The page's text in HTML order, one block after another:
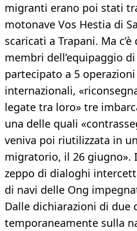
migranti erano poi stati
motonave Vos Hestia di
scaricati a Trapani. Ma
membri dell’equipaggio
partecipato a 5
internazionali,
legate tra loro» tre
una delle quali
veniva poi riutilizzata in
migratorio, il 26 giugno».
zeppo di dialoghi
di navi delle Ong
Dalle dichiarazioni di due
temporaneamente sulla